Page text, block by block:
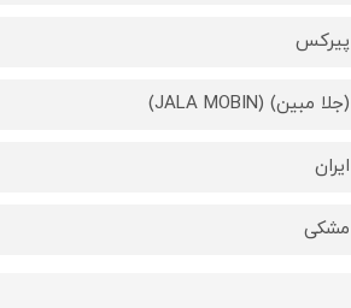
پیرکس
(جلا مبین) (JALA MOBIN)
ایران
مشکی